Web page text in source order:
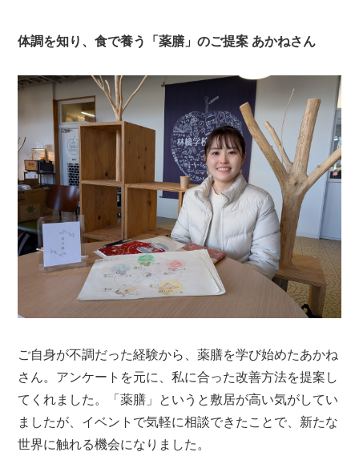
体調を知り、食で養う「薬膳」のご提案 あかねさん
ご自身が不調だった経験から、薬膳を学び始めたあかね
さん。アンケートを元に、私に合った改善方法を提案し
てくれました。「薬膳」というと敷居が高い気がしてい
ましたが、イベントで気軽に相談できたことで、新たな
世界に触れる機会になりました。